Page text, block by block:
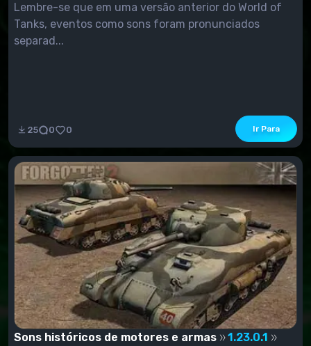
Lembre-se que em uma versão anterior do World of
Tanks, eventos como sons foram pronunciados
separad...
25 0 0 Ir Para
Sons históricos de motores e armas
1.23.0.1